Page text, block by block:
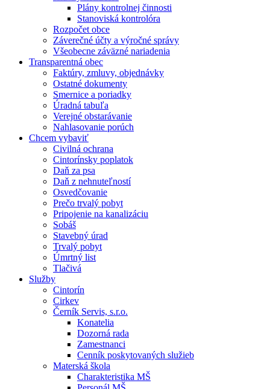
Plány kontrolnej činnosti
Stanoviská kontrolóra
Rozpočet obce
Záverečné účty a výročné správy
Všeobecne záväzné nariadenia
Transparentná obec
Faktúry, zmluvy, objednávky
Ostatné dokumenty
Smernice a poriadky
Úradná tabuľa
Verejné obstarávanie
Nahlasovanie porúch
Chcem vybaviť
Civilná ochrana
Cintorínsky poplatok
Daň za psa
Daň z nehnuteľností
Osvedčovanie
Prečo trvalý pobyt
Pripojenie na kanalizáciu
Sobáš
Stavebný úrad
Trvalý pobyt
Úmrtný list
Tlačivá
Služby
Cintorín
Cirkev
Černík Servis, s.r.o.
Konatelia
Dozorná rada
Zamestnanci
Cenník poskytovaných služieb
Materská škola
Charakteristika MŠ